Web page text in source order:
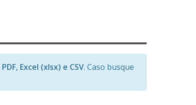
PDF, Excel (xlsx) e CSV. Caso busque